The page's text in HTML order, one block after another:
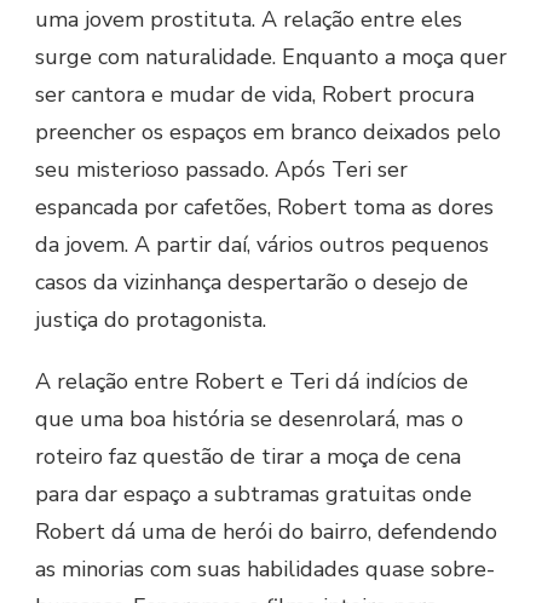
uma jovem prostituta. A relação entre eles
surge com naturalidade. Enquanto a moça quer
ser cantora e mudar de vida, Robert procura
preencher os espaços em branco deixados pelo
seu misterioso passado. Após Teri ser
espancada por cafetões, Robert toma as dores
da jovem. A partir daí, vários outros pequenos
casos da vizinhança despertarão o desejo de
justiça do protagonista.
A relação entre Robert e Teri dá indícios de
que uma boa história se desenrolará, mas o
roteiro faz questão de tirar a moça de cena
para dar espaço a subtramas gratuitas onde
Robert dá uma de herói do bairro, defendendo
as minorias com suas habilidades quase sobre-